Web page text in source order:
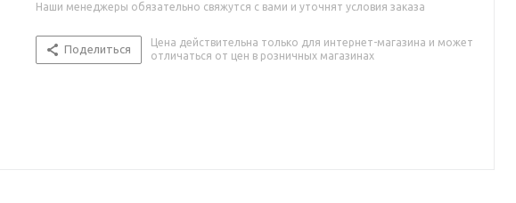
Наши менеджеры обязательно свяжутся с вами и уточнят условия заказа
Поделиться
Цена действительна только для интернет-магазина и может
отличаться от цен в розничных магазинах